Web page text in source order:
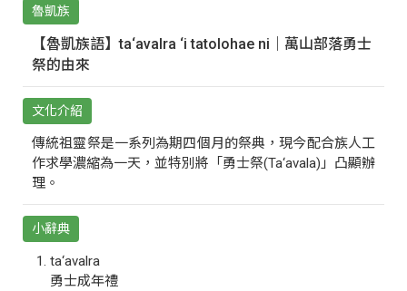
魯凱族
【魯凱族語】ta‘avalra ‘i tatolohae ni｜萬山部落勇士
祭的由來
文化介紹
傳統祖靈祭是一系列為期四個月的祭典，現今配合族人工
作求學濃縮為一天，並特別將「勇士祭(Ta‘avala)」凸顯辦
理。
小辭典
ta‘avalra
勇士成年禮